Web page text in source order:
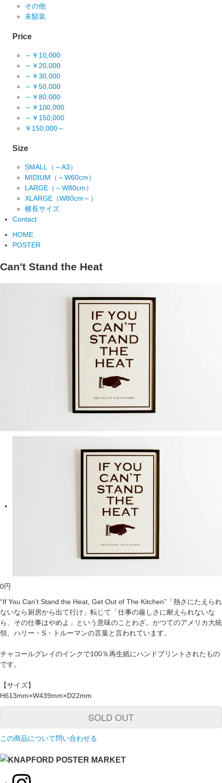
その他
未額装
Price
～￥10,000
～￥20,000
～￥30,000
～￥50,000
～￥80,000
～￥100,000
～￥150,000
￥150,000～
Size
SMALL（～A3）
MIDIUM（～W60cm）
LARGE（～W80cm）
XLARGE（W80cm～）
横長サイズ
Contact
HOME
POSTER
Can't Stand the Heat
0円
“If You Can't Stand the Heat, Get Out of The Kitchen”「熱さにたえられ
ないなら厨房から出て行け」転じて「仕事の厳しさに耐えられないな
ら、その仕事はやめよ」という意味のことわざ。かつてのアメリカ大統
領、ハリー・S・トルーマンの言葉と言われています。
チャコールグレイのインクで100％再生紙にハンドプリントされたもの
です。
【サイズ】
H613mm×W439mm×D22mm
SOLD OUT
この商品について問い合わせる